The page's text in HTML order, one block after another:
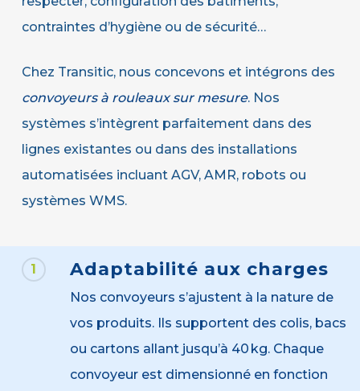
contraintes d’hygiène ou de sécurité…
Chez Transitic, nous concevons et intégrons des
convoyeurs à rouleaux sur mesure. Nos
systèmes s’intègrent parfaitement dans des
lignes existantes ou dans des installations
automatisées incluant AGV, AMR, robots ou
systèmes WMS.
1 Adaptabilité aux charges
Nos convoyeurs s’ajustent à la nature de
vos produits. Ils supportent des colis, bacs
ou cartons allant jusqu’à 40 kg. Chaque
convoyeur est dimensionné en fonction